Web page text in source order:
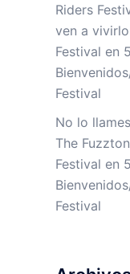
Riders
ven a
Festival en
Festival
No lo
The
Festival en
Festival